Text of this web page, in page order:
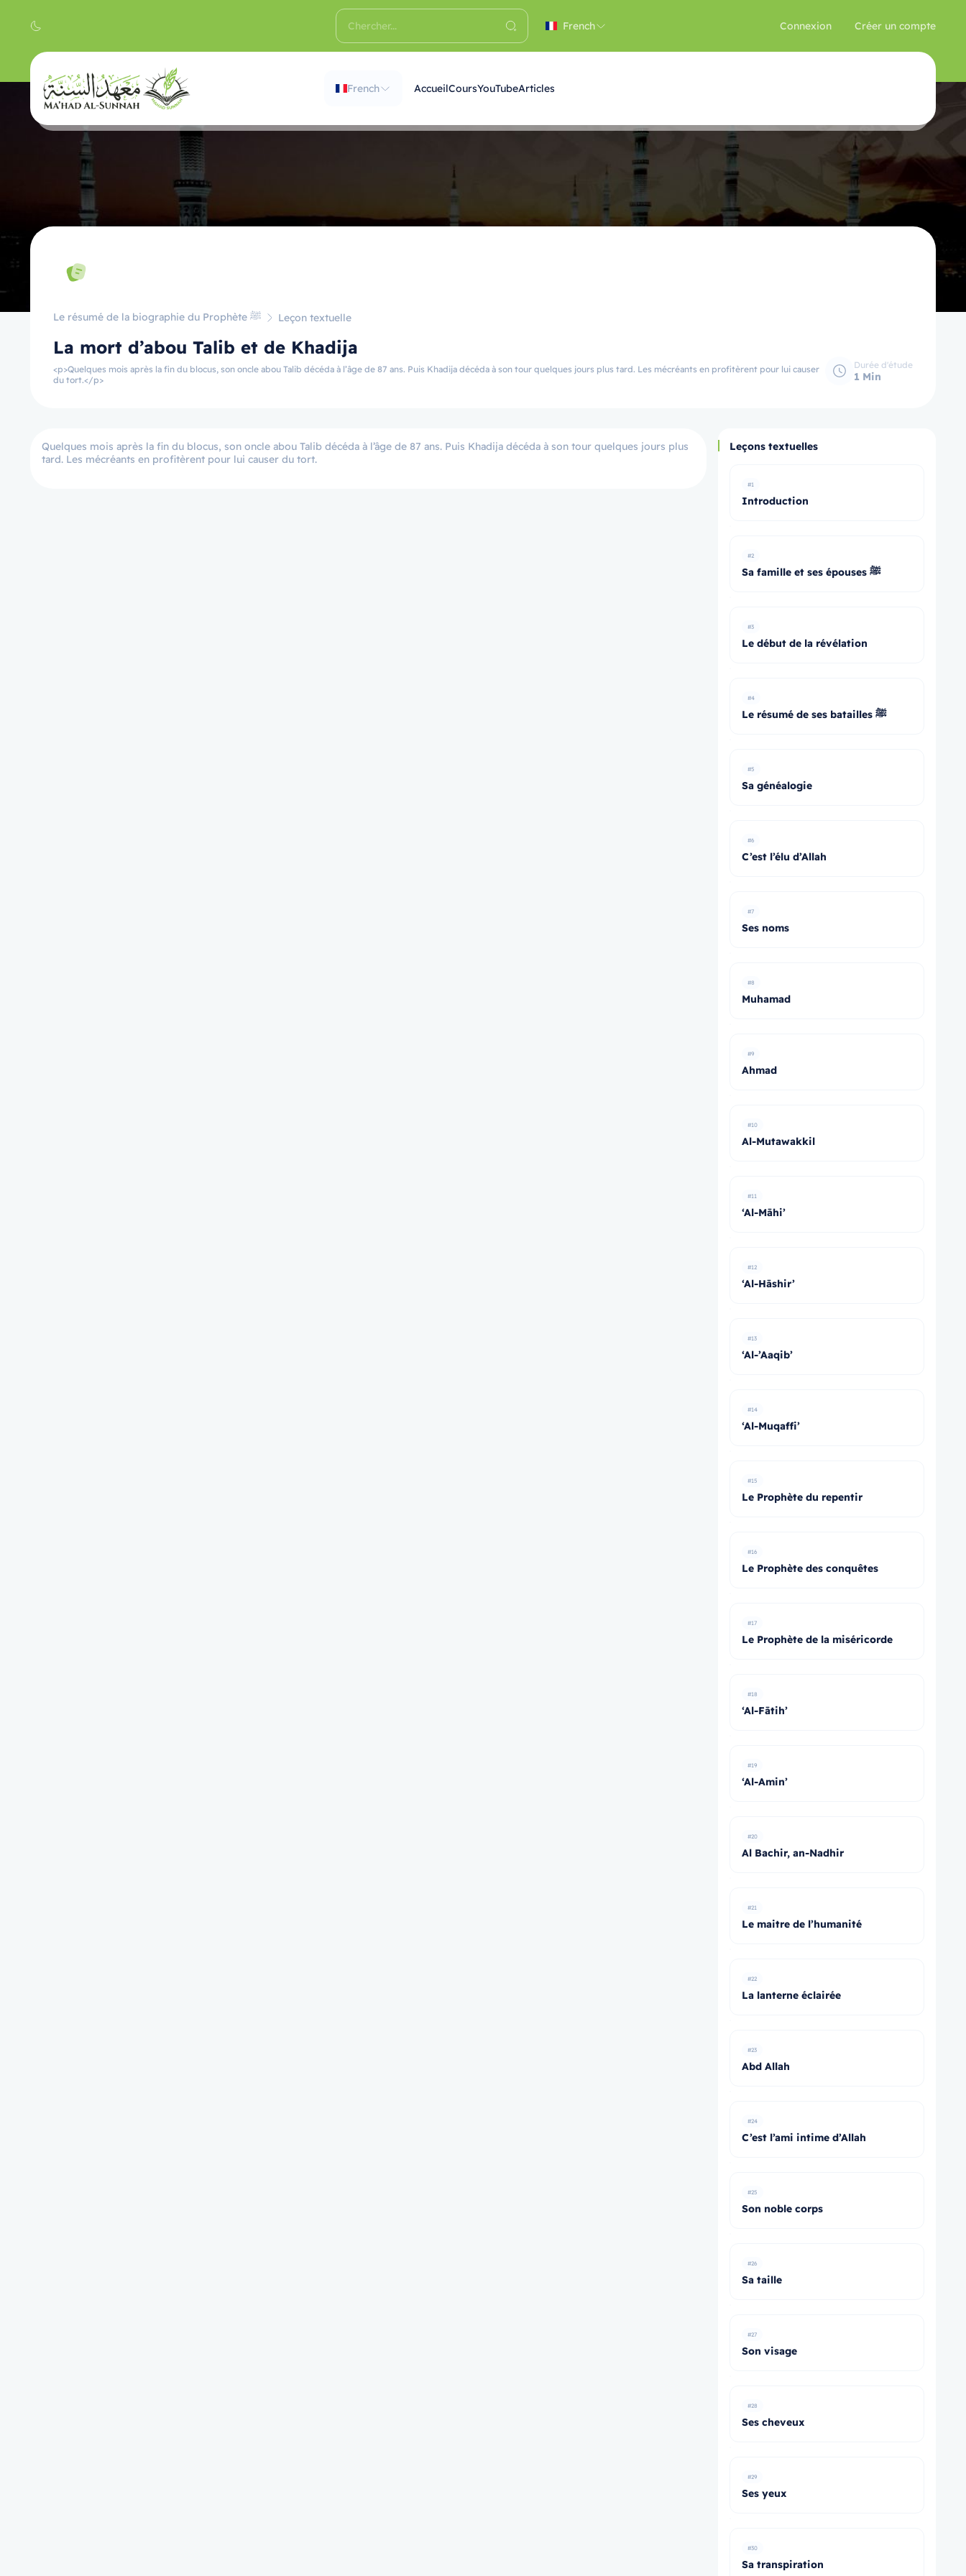
French Connexion Créer un compte
French AccueilCoursYouTubeArticles
Le résumé de la biographie du Prophète ﷺ Leçon textuelle
La mort d’abou Talib et de Khadija
<p>Quelques mois après la fin du blocus, son oncle abou Talib décéda à l’âge de 87 ans. Puis Khadija décéda à son tour quelques jours plus tard. Les mécréants en profitèrent pour lui causer
du tort.</p>
Durée d'étude
1 Min
Quelques mois après la fin du blocus, son oncle abou Talib décéda à l’âge de 87 ans. Puis Khadija décéda à son tour quelques jours plus
tard. Les mécréants en profitèrent pour lui causer du tort.
Leçons textuelles
#1
Introduction
#2
Sa famille et ses épouses ﷺ
#3
Le début de la révélation
#4
Le résumé de ses batailles ﷺ
#5
Sa généalogie
#6
C’est l’élu d’Allah
#7
Ses noms
#8
Muhamad
#9
Ahmad
#10
Al-Mutawakkil
#11
‘Al-Māhi’
#12
‘Al-Hāshir’
#13
‘Al-’Aaqib’
#14
‘Al-Muqaffi’
#15
Le Prophète du repentir
#16
Le Prophète des conquêtes
#17
Le Prophète de la miséricorde
#18
‘Al-Fātih’
#19
‘Al-Amin’
#20
Al Bachir, an-Nadhir
#21
Le maitre de l’humanité
#22
La lanterne éclairée
#23
Abd Allah
#24
C’est l’ami intime d’Allah
#25
Son noble corps
#26
Sa taille
#27
Son visage
#28
Ses cheveux
#29
Ses yeux
#30
Sa transpiration